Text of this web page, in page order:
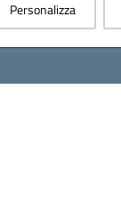
Personalizza